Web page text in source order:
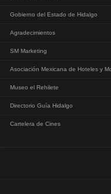
Gobierno del Estado de Hidalgo
Agradecimientos
SM Marketing
Asociación Mexicana de Hoteles y
Museo el Rehilete
Directorio Guía Hidalgo
Cartelera de Cines